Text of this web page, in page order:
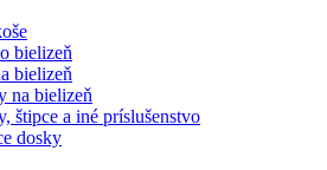
bielizeň
bielizeň
na bielizeň
štipce a iné príslušenstvo
dosky